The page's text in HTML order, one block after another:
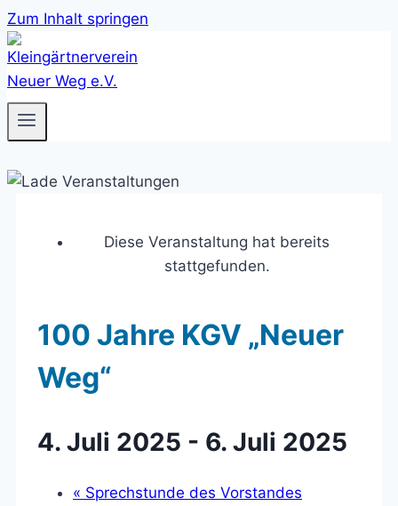
Zum Inhalt springen
Diese Veranstaltung hat bereits
stattgefunden.
100 Jahre KGV „Neuer
Weg“
4. Juli 2025 - 6. Juli 2025
« Sprechstunde des Vorstandes